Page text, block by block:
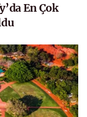
En Çok